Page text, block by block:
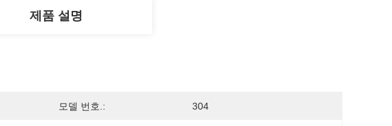
제품 설명
모델 번호.: 304